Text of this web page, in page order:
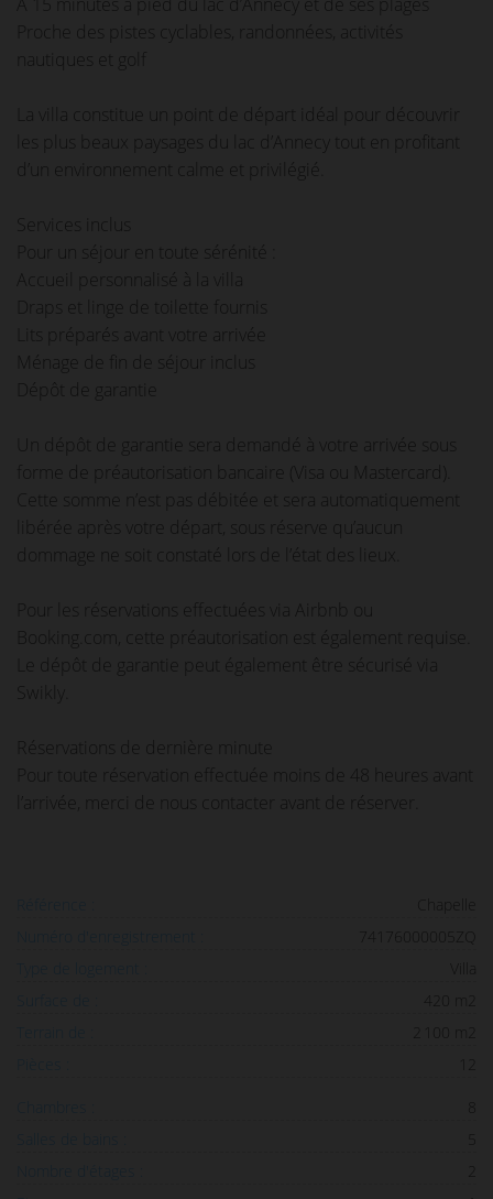
Proche des pistes cyclables, randonnées, activités
nautiques et golf
La villa constitue un point de départ idéal pour découvrir
les plus beaux paysages du lac d’Annecy tout en profitant
d’un environnement calme et privilégié.
Services inclus
Pour un séjour en toute sérénité :
Accueil personnalisé à la villa
Draps et linge de toilette fournis
Lits préparés avant votre arrivée
Ménage de fin de séjour inclus
Dépôt de garantie
Un dépôt de garantie sera demandé à votre arrivée sous
forme de préautorisation bancaire (Visa ou Mastercard).
Cette somme n’est pas débitée et sera automatiquement
libérée après votre départ, sous réserve qu’aucun
dommage ne soit constaté lors de l’état des lieux.
Pour les réservations effectuées via Airbnb ou
Booking.com, cette préautorisation est également requise.
Le dépôt de garantie peut également être sécurisé via
Réservations de dernière minute
Pour toute réservation effectuée moins de 48 heures avant
l’arrivée, merci de nous contacter avant de réserver.
420 m2
2 100 m2
12
2